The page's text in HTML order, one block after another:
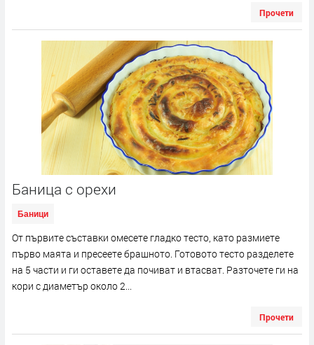
Прочети
Баница с орехи
Баници
От първите съставки омесете гладко тесто, като размиете
първо маята и пресеете брашното. Готовото тесто разделете
на 5 части и ги оставете да почиват и втасват. Разточете ги на
кори с диаметър около 2...
Прочети